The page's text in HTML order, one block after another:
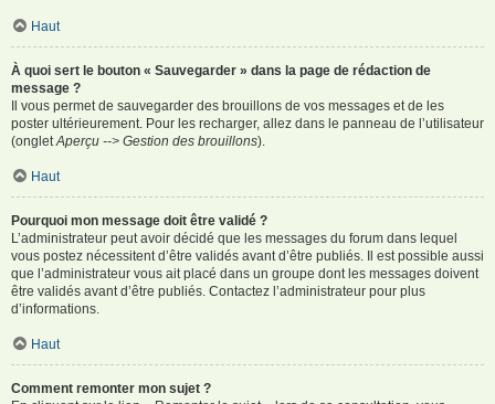
Haut
À quoi sert le bouton « Sauvegarder » dans la page de rédaction de
message ?
Il vous permet de sauvegarder des brouillons de vos messages et de les
poster ultérieurement. Pour les recharger, allez dans le panneau de l’utilisateur
(onglet Aperçu --> Gestion des brouillons).
Haut
Pourquoi mon message doit être validé ?
L’administrateur peut avoir décidé que les messages du forum dans lequel
vous postez nécessitent d’être validés avant d’être publiés. Il est possible aussi
que l’administrateur vous ait placé dans un groupe dont les messages doivent
être validés avant d’être publiés. Contactez l’administrateur pour plus
d’informations.
Haut
Comment remonter mon sujet ?